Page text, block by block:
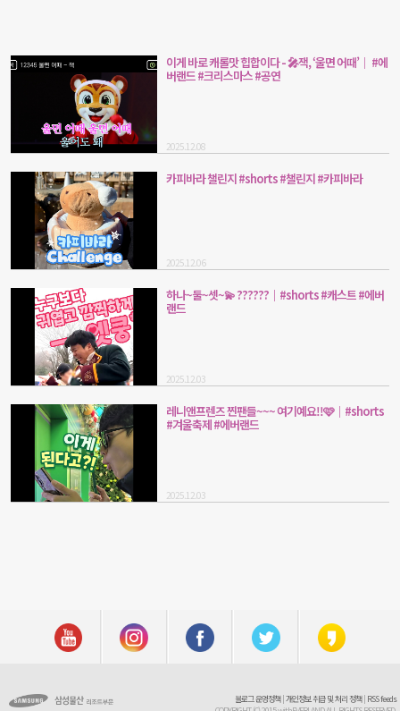
이게 바로 캐롤맛 힙합이다 - 🎤잭, ‘울면 어때’｜ #에
버랜드 #크리스마스 #공연
2025.12.08
카피바라 챌린지 #shorts #챌린지 #카피바라
2025.12.06
하나~둘~셋~💫 ??????｜#shorts #캐스트 #에버
랜드
2025.12.03
레니앤프렌즈 찐팬들~~~ 여기예요!!🩷｜#shorts
#겨울축제 #에버랜드
2025.12.03
블로그 운영정책|개인정보 취급 및 처리 정책| RSS feeds